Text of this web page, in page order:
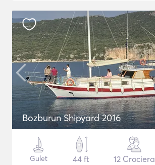
Bozburun Shipyard 2016
Gulet
44 ft
12 Crociera